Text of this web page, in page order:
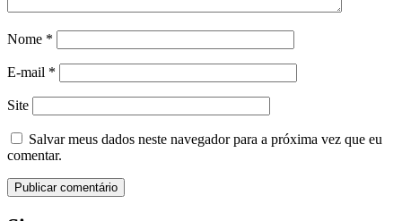
Nome *
E-mail *
Site
Salvar meus dados neste navegador para a próxima vez que eu
comentar.